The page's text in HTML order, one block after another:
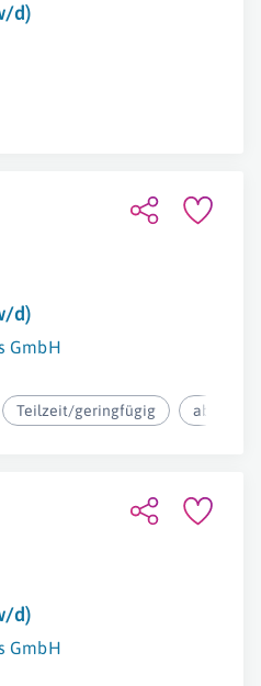
d)
d)
GmbH
Teilzeit/geringfügig ab
d)
GmbH